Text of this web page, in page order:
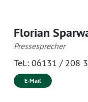
Florian
Pressesprecher
Tel.: 06131 / 208
E-Mail